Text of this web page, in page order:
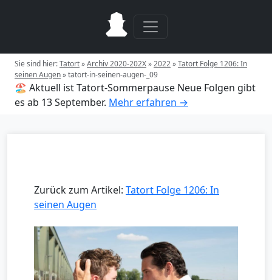
Sie sind hier:Tatort»Archiv 2020-202X»2022»Tatort Folge 1206: In
seinen Augen»tatort-in-seinen-augen-_09
🏖️ Aktuell ist Tatort-Sommerpause Neue Folgen gibt
es ab 13 September. Mehr erfahren →
Zurück zum Artikel: Tatort Folge 1206: In
seinen Augen